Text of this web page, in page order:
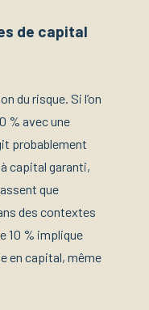
de capital
du risque. Si l’on
% avec une
probablement
capital garanti,
que
des contextes
10 % implique
en capital, même